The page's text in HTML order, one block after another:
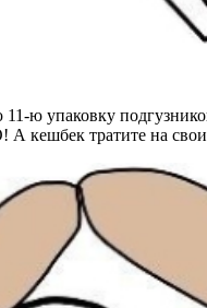
ю упаковку
кешбек тратите на